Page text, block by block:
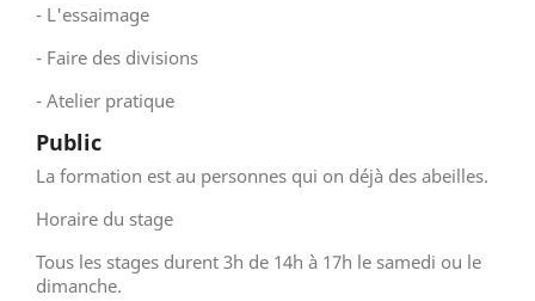
- L'essaimage
- Faire des divisions
- Atelier pratique
Public
La formation est au personnes qui on déjà des abeilles.
Horaire du stage
Tous les stages durent 3h de 14h à 17h le samedi ou le
dimanche.